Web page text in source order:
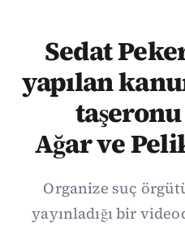
Sedat
yapılan
Ağar ve
Organize suç
yayınladığı bir